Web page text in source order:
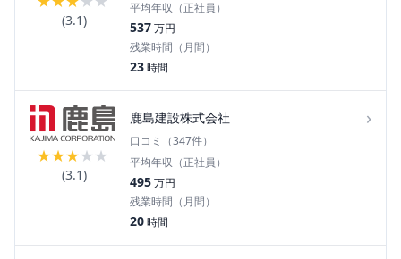
(3.1)
平均年収（正社員）
537万円
残業時間（月間）
23時間
★★★★★
(3.1)
鹿島建設株式会社 ›
口コミ（347件）
平均年収（正社員）
495万円
残業時間（月間）
20時間